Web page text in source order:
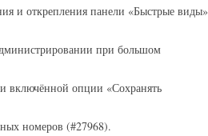
и открепления панели «Быстрые виды»
при большом
включённой опции «Сохранять
номеров (#27968).